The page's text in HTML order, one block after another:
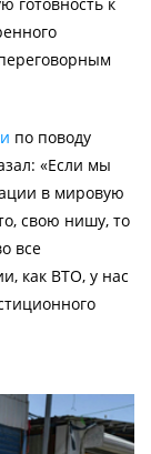
по поводу
«Если мы
в мировую
свою нишу, то
все
как ВТО, у нас